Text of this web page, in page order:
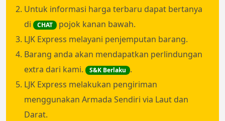
Untuk informasi harga terbaru dapat bertanya
di
CHAT
pojok kanan bawah.
LJK Express melayani penjemputan barang.
Barang anda akan mendapatkan perlindungan
extra dari kami.
S&K Berlaku .
LJK Express melakukan pengiriman
menggunakan Armada Sendiri via Laut dan
Darat.